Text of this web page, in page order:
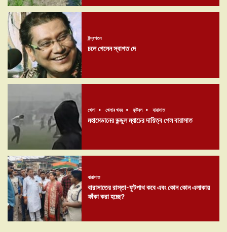
ইন্দ্রপতন
চলে গেলেন স্বাগত দে
খেলা খেলার খবর ফুটবল বারাসাত
মহামেডানের ভন্ডুল ম্যাচের দায়িত্ব পেল বারাসাত
বারাসাত
বারাসাতের রাস্তা-ফুটপাথ কবে এবং কোন কোন এলাকায়
ফাঁকা করা হচ্ছে?